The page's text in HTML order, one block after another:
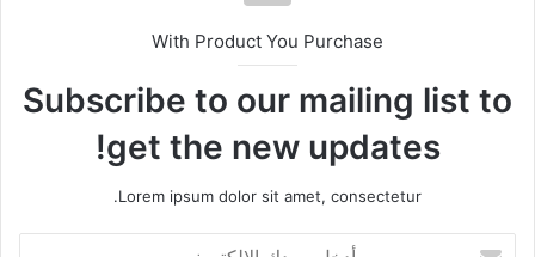
With Product You Purchase
Subscribe to our mailing list to
get the new updates!
Lorem ipsum dolor sit amet, consectetur.